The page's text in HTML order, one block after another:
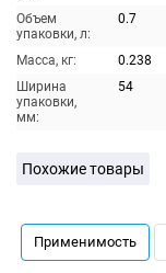
Объем
упаковки, л:
0.7
Масса, кг:
0.238
Ширина
упаковки,
мм:
54
Похожие товары
Применимость